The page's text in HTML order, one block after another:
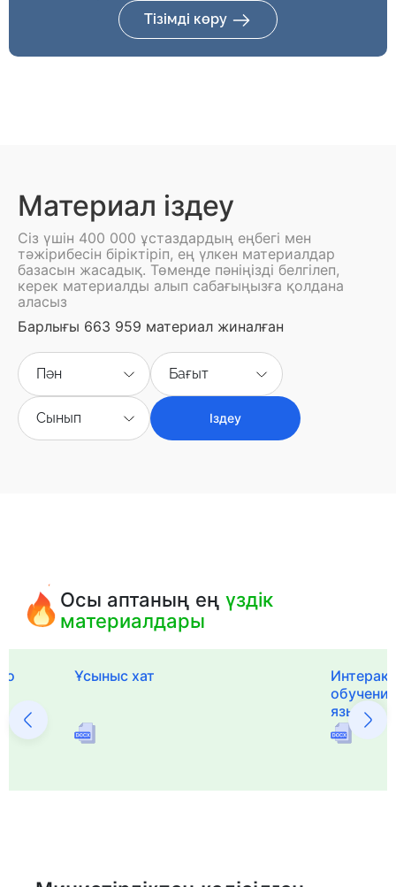
Тізімді көру
Материал іздеу
Сіз үшін 400 000 ұстаздардың еңбегі мен
тәжірибесін біріктіріп, ең үлкен материалдар
базасын жасадық. Төменде пәніңізді белгілеп,
керек материалды алып сабағыңызға қолдана
аласыз
Барлығы 663 959 материал жиналған
Пән Бағыт
Сынып Іздеу
Осы аптаның еңүздік
материалдары
Ұсыныс хат
языка и